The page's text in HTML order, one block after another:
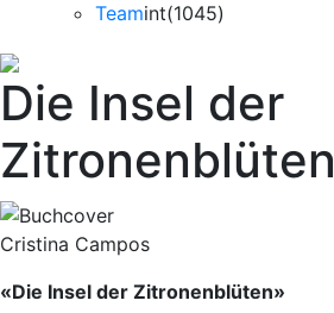
Teamint(1045)
Die Insel der
Zitronenblüten
Cristina Campos
«Die Insel der Zitronenblüten»